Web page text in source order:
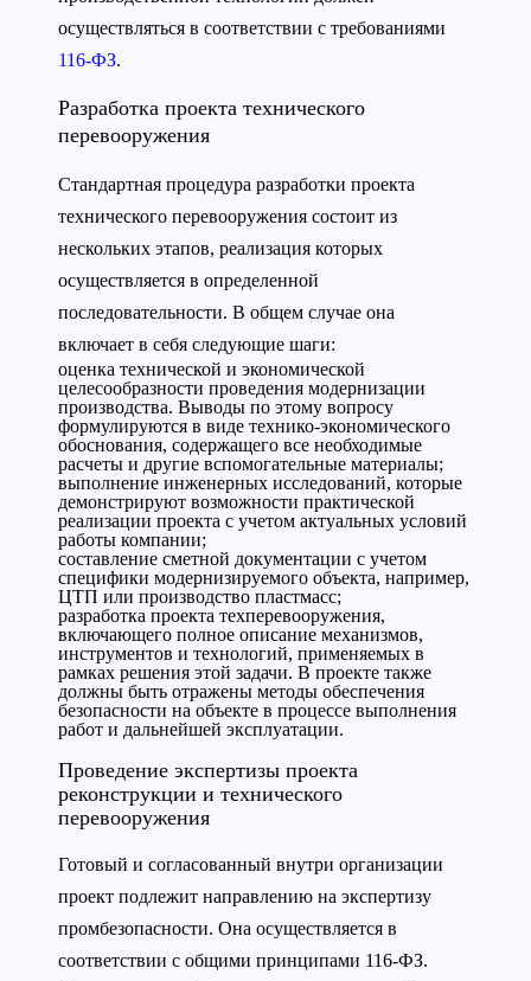
осуществляться в соответствии с требованиями
116-ФЗ.
Разработка проекта технического
перевооружения
Стандартная процедура разработки проекта
технического перевооружения состоит из
нескольких этапов, реализация которых
осуществляется в определенной
последовательности. В общем случае она
включает в себя следующие шаги:
оценка технической и экономической
целесообразности проведения модернизации
производства. Выводы по этому вопросу
формулируются в виде технико-экономического
обоснования, содержащего все необходимые
расчеты и другие вспомогательные материалы;
выполнение инженерных исследований, которые
демонстрируют возможности практической
реализации проекта с учетом актуальных условий
работы компании;
составление сметной документации с учетом
специфики модернизируемого объекта, например,
ЦТП или производство пластмасс;
разработка проекта техперевооружения,
включающего полное описание механизмов,
инструментов и технологий, применяемых в
рамках решения этой задачи. В проекте также
должны быть отражены методы обеспечения
безопасности на объекте в процессе выполнения
работ и дальнейшей эксплуатации.
Проведение экспертизы проекта
реконструкции и технического
перевооружения
Готовый и согласованный внутри организации
проект подлежит направлению на экспертизу
промбезопасности. Она осуществляется в
соответствии с общими принципами 116-ФЗ.